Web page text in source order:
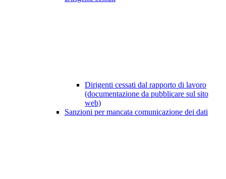
Dirigenti cessati dal rapporto di lavoro
(documentazione da pubblicare sul sito
web)
Sanzioni per mancata comunicazione dei dati